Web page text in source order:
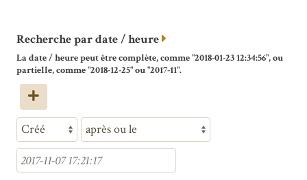
Recherche par date / heure
La date / heure peut être complète, comme "2018-01-23 12:34:56", ou
partielle, comme "2018-12-25" ou "2017-11".